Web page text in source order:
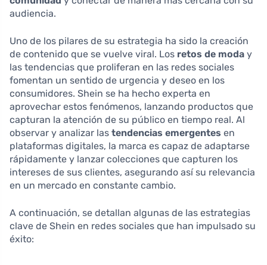
audiencia.
Uno de los pilares de su estrategia ha sido la creación
de contenido que se vuelve viral. Los retos de moda y
las tendencias que proliferan en las redes sociales
fomentan un sentido de urgencia y deseo en los
consumidores. Shein se ha hecho experta en
aprovechar estos fenómenos, lanzando productos que
capturan la atención de su público en tiempo real. Al
observar y analizar las tendencias emergentes en
plataformas digitales, la marca es capaz de adaptarse
rápidamente y lanzar colecciones que capturen los
intereses de sus clientes, asegurando así su relevancia
en un mercado en constante cambio.
A continuación, se detallan algunas de las estrategias
clave de Shein en redes sociales que han impulsado su
éxito: